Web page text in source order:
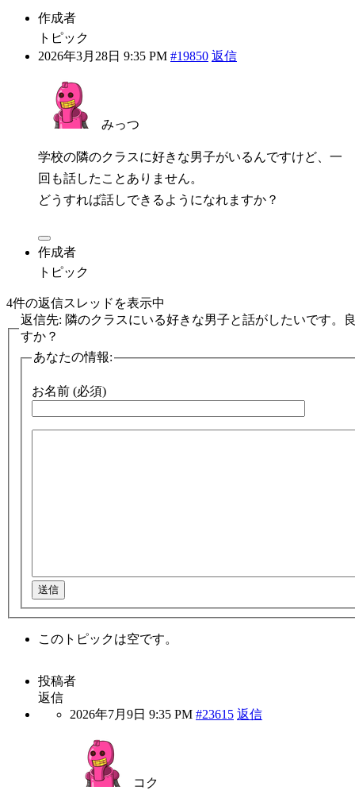
このトピックは空です。
作成者
トピック
2026年3月28日 9:35 PM #19850 返信
みっつ
学校の隣のクラスに好きな男子がいるんですけど、一
回も話したことありません。
どうすれば話しできるようになれますか？
作成者
トピック
4件の返信スレッドを表示中
投稿者
返信
2026年7月9日 9:35 PM #23615 返信
コク
返信先: 隣のクラスにいる好きな男子と話がしたいです。
すか？
あなたの情報:
お名前 (必須)
送信